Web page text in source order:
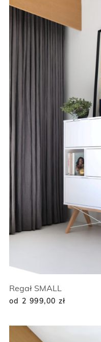
Regał SMALL
od 2 999,00 zł